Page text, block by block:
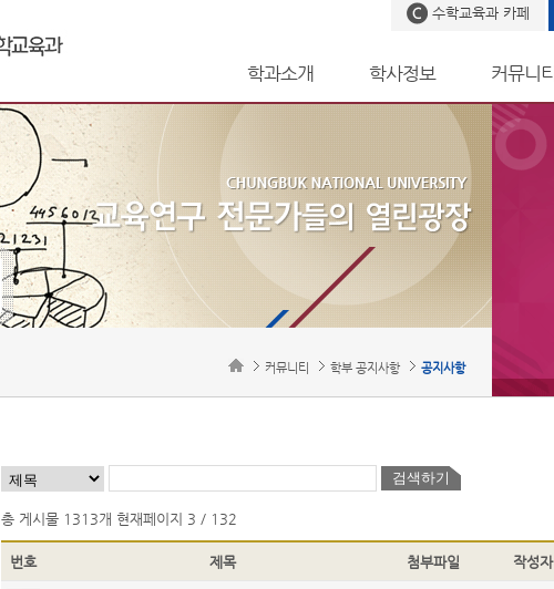
수학교육과 카페
학과소개 학사정보 커뮤니티
커뮤니티 학부 공지사항 공지사항
총 게시물 1313개 현재페이지 3 / 132
번호 제목 첨부파일 작성자